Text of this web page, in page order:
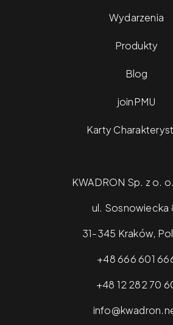
Wydarzenia
Produkty
Blog
joinPMU
Karty
KWADRON Sp. z o.
ul. Sosnowiecka
31-345 Kraków,
+48 666 601
+48 12 282 70